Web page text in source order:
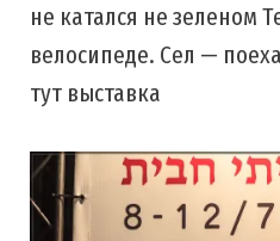
не катался не зеленом
велосипеде. Сел —
тут выставка